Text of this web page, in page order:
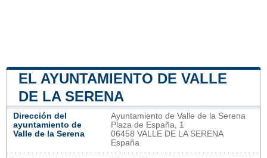
EL AYUNTAMIENTO DE VALLE
DE LA SERENA
Dirección del
ayuntamiento de
Valle de la Serena
Ayuntamiento de Valle de la Serena
Plaza de España, 1
06458 VALLE DE LA SERENA
España